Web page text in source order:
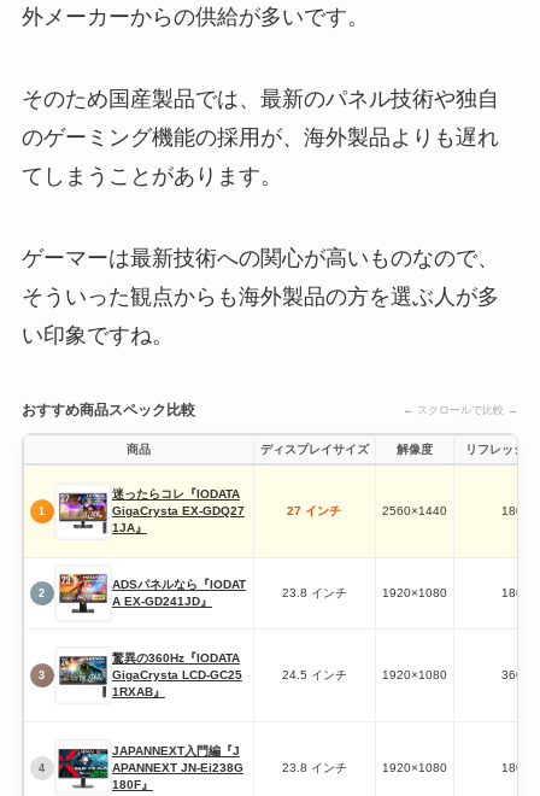
外メーカーからの供給が多いです。
そのため国産製品では、最新のパネル技術や独自
のゲーミング機能の採用が、海外製品よりも遅れ
てしまうことがあります。
ゲーマーは最新技術への関心が高いものなので、
そういった観点からも海外製品の方を選ぶ人が多
い印象ですね。
おすすめ商品スペック比較 ← スクロールで比較 →
商品 ディスプレイサイズ 解像度 リフレッシ
1
迷ったらコレ『IODATA
GigaCrysta EX-GDQ27
1JA』
27 インチ 2560×1440 180Hz
2
ADSパネルなら『IODAT
A EX-GD241JD』
23.8 インチ 1920×1080 180Hz
3
驚異の360Hz『IODATA
GigaCrysta LCD-GC25
1RXAB』
24.5 インチ ‎1920×1080 360Hz
4
JAPANNEXT入門編『J
APANNEXT JN-Ei238G
180F』
23.8 インチ ‎1920×1080 180Hz